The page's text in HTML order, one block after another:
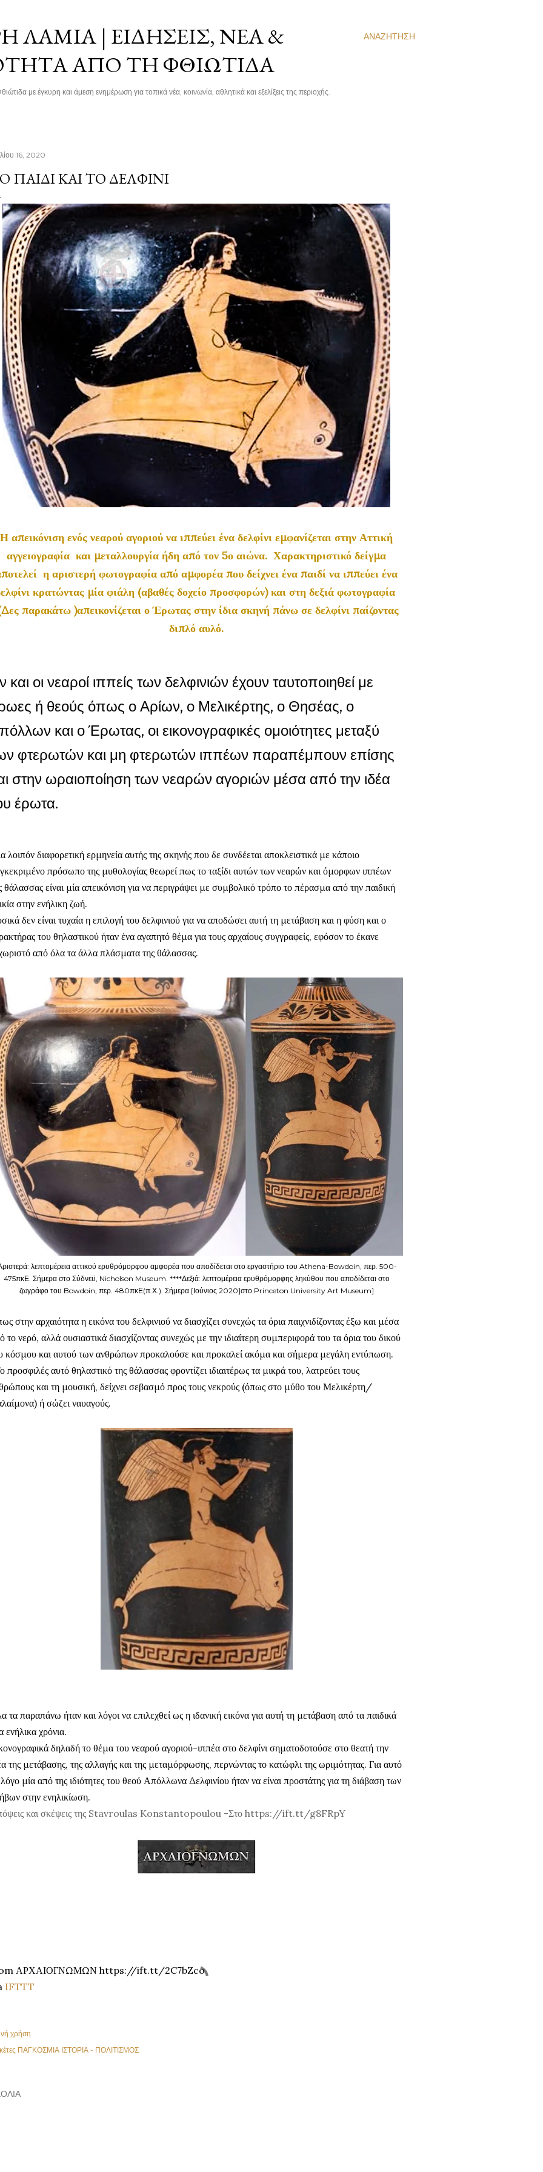
ΑΝΑΖΉΤΗΣΗ
ΛΑΜΊΑ | ΕΙΔΉΣΕΙΣ, ΝΈΑ &
ΑΠΌ ΤΗ ΦΘΙΏΤΙΔΑ
με έγκυρη και άμεση ενημέρωση για τοπικά νέα, κοινωνία, αθλητικά και εξελίξεις της περιοχής.
16, 2020
ΠΑΙΔΊ ΚΑΙ ΤΟ ΔΕΛΦΊΝΙ
Η απεικόνιση ενός νεαρού αγοριού να ιππεύει ένα δελφίνι εμφανίζεται στην Αττική
αγγειογραφία και μεταλλουργία ήδη από τον 5ο αιώνα. Χαρακτηριστικό δείγμα
η αριστερή φωτογραφία από αμφορέα που δείχνει ένα παιδί να ιππεύει ένα
κρατώντας μία φιάλη (αβαθές δοχείο προσφορών) και στη δεξιά φωτογραφία
παρακάτω )απεικονίζεται ο Έρωτας στην ίδια σκηνή πάνω σε δελφίνι παίζοντας
διπλό αυλό.
και οι νεαροί ιππείς των δελφινιών έχουν ταυτοποιηθεί με
ή θεούς όπως ο Αρίων, ο Μελικέρτης, ο Θησέας, ο
και ο Έρωτας, οι εικονογραφικές ομοιότητες μεταξύ
φτερωτών και μη φτερωτών ιππέων παραπέμπουν επίσης
στην ωραιοποίηση των νεαρών αγοριών μέσα από την ιδέα
έρωτα.
λοιπόν διαφορετική ερμηνεία αυτής της σκηνής που δε συνδέεται αποκλειστικά με κάποιο
πρόσωπο της μυθολογίας θεωρεί πως το ταξίδι αυτών των νεαρών και όμορφων ιππέων
θάλασσας είναι μία απεικόνιση για να περιγράψει με συμβολικό τρόπο το πέρασμα από την παιδική
στην ενήλικη ζωή.
δεν είναι τυχαία η επιλογή του δελφινιού για να αποδώσει αυτή τη μετάβαση και η φύση και ο
του θηλαστικού ήταν ένα αγαπητό θέμα για τους αρχαίους συγγραφείς, εφόσον το έκανε
από όλα τα άλλα πλάσματα της θάλασσας.
λεπτομέρεια αττικού ερυθρόμορφου αμφορέα που αποδίδεται στο εργαστήριο του Athena-Bowdoin, περ. 500-
475πκΕ. Σήμερα στο Σύδνεϋ, Nicholson Museum. ****Δεξιά: λεπτομέρεια ερυθρόμορφης ληκύθου που αποδίδεται στο
ζωγράφο του Bowdoin, περ. 480πκΕ(π.Χ.). Σήμερα [Ιούνιος 2020]στο Princeton University Art Museum]
στην αρχαιότητα η εικόνα του δελφινιού να διασχίζει συνεχώς τα όρια παιχνιδίζοντας έξω και μέσα
το νερό, αλλά ουσιαστικά διασχίζοντας συνεχώς με την ιδιαίτερη συμπεριφορά του τα όρια του δικού
κόσμου και αυτού των ανθρώπων προκαλούσε και προκαλεί ακόμα και σήμερα μεγάλη εντύπωση.
προσφιλές αυτό θηλαστικό της θάλασσας φροντίζει ιδιαιτέρως τα μικρά του, λατρεύει τους
και τη μουσική, δείχνει σεβασμό προς τους νεκρούς (όπως στο μύθο του Μελικέρτη/
ή σώζει ναυαγούς.
τα παραπάνω ήταν και λόγοι να επιλεχθεί ως η ιδανική εικόνα για αυτή τη μετάβαση από τα παιδικά
ενήλικα χρόνια.
δηλαδή το θέμα του νεαρού αγοριού-ιππέα στο δελφίνι σηματοδοτούσε στο θεατή την
της μετάβασης, της αλλαγής και της μεταμόρφωσης, περνώντας το κατώφλι της ωριμότητας. Για αυτό
μία από της ιδιότητες του θεού Απόλλωνα Δελφινίου ήταν να είναι προστάτης για τη διάβαση των
στην ενηλικίωση.
και σκέψεις της Stavroulas Konstantopoulou -Στο https://ift.tt/g8FRpY
ΑΡΧΑΙΟΓΝΩΜΩΝ https://ift.tt/2C7bZco
IFTTT
χρήση
ΠΑΓΚΟΣΜΙΑ ΙΣΤΟΡΙΑ - ΠΟΛΙΤΙΣΜΟΣ